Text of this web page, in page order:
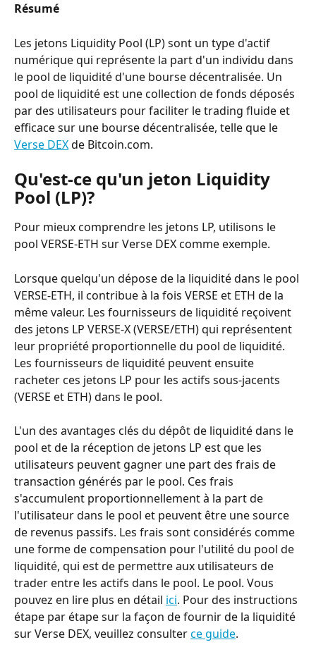
Résumé
Les jetons Liquidity Pool (LP) sont un type d'actif
numérique qui représente la part d'un individu dans
le pool de liquidité d'une bourse décentralisée. Un
pool de liquidité est une collection de fonds déposés
par des utilisateurs pour faciliter le trading fluide et
efficace sur une bourse décentralisée, telle que le
Verse DEX de Bitcoin.com.
Qu'est-ce qu'un jeton Liquidity
Pool (LP)?
Pour mieux comprendre les jetons LP, utilisons le
pool VERSE-ETH sur Verse DEX comme exemple.
Lorsque quelqu'un dépose de la liquidité dans le pool
VERSE-ETH, il contribue à la fois VERSE et ETH de la
même valeur. Les fournisseurs de liquidité reçoivent
des jetons LP VERSE-X (VERSE/ETH) qui représentent
leur propriété proportionnelle du pool de liquidité.
Les fournisseurs de liquidité peuvent ensuite
racheter ces jetons LP pour les actifs sous-jacents
(VERSE et ETH) dans le pool.
L'un des avantages clés du dépôt de liquidité dans le
pool et de la réception de jetons LP est que les
utilisateurs peuvent gagner une part des frais de
transaction générés par le pool. Ces frais
s'accumulent proportionnellement à la part de
l'utilisateur dans le pool et peuvent être une source
de revenus passifs. Les frais sont considérés comme
une forme de compensation pour l'utilité du pool de
liquidité, qui est de permettre aux utilisateurs de
trader entre les actifs dans le pool. Le pool. Vous
pouvez en lire plus en détail ici. Pour des instructions
étape par étape sur la façon de fournir de la liquidité
sur Verse DEX, veuillez consulter ce guide.